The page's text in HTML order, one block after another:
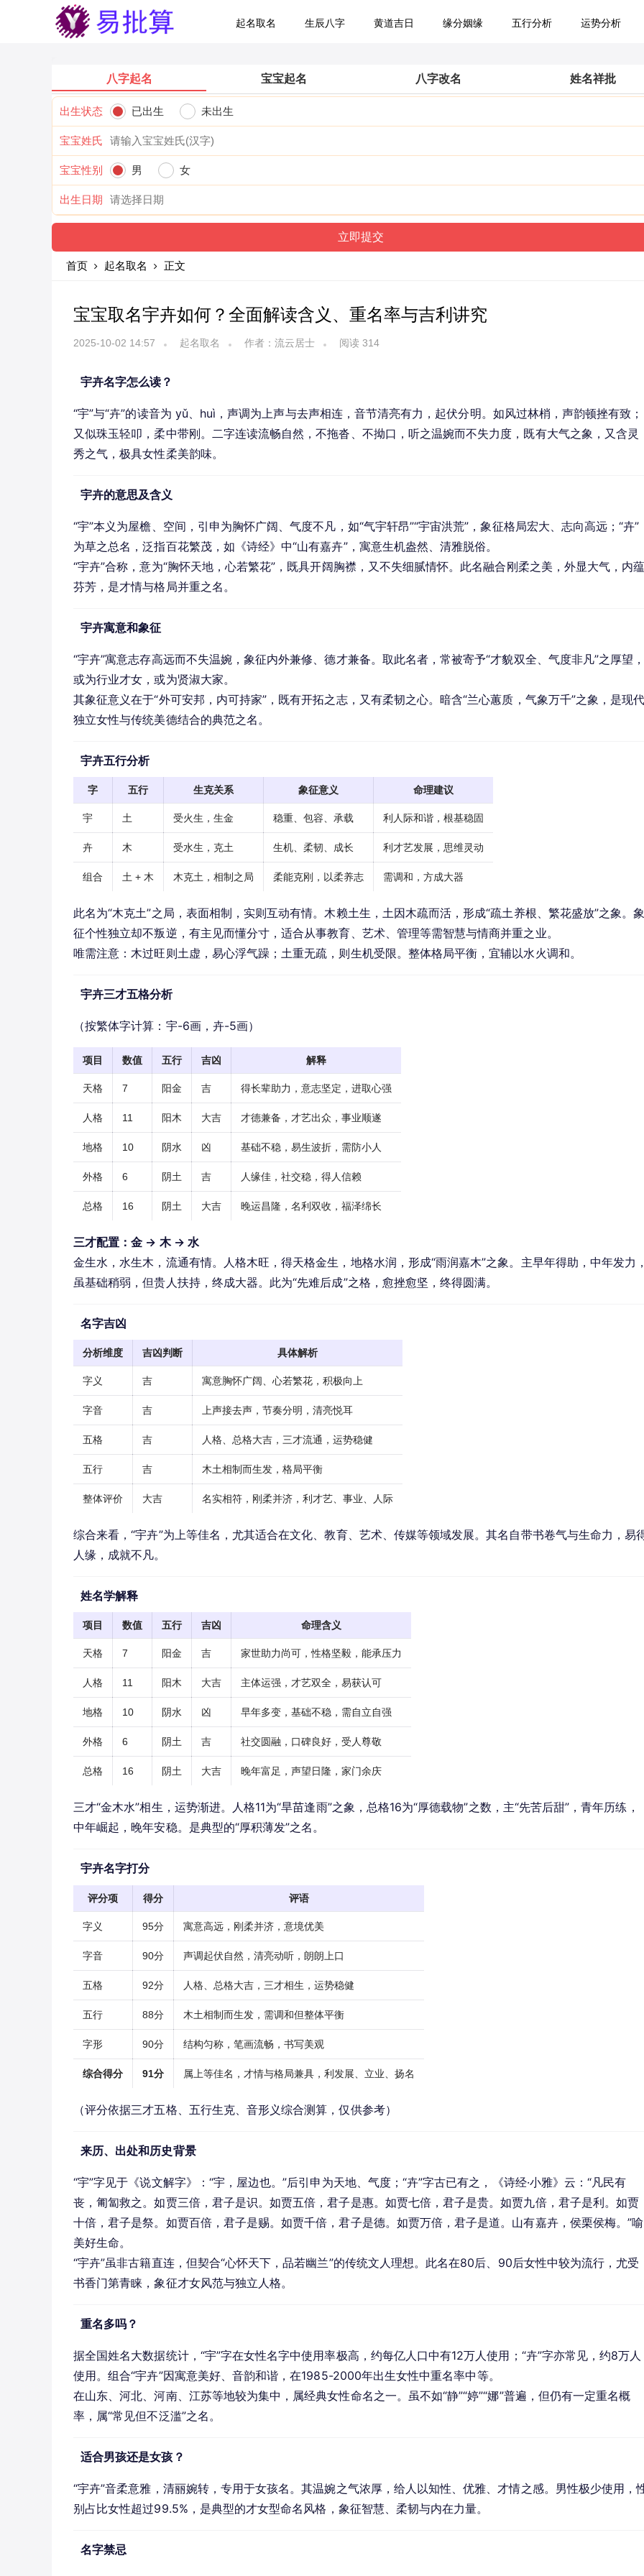
起名取名 生辰八字 黄道吉日 缘分姻缘 五行分析 运势分析
八字起名 宝宝起名 八字改名 姓名祥批
出生状态 已出生 未出生
宝宝姓氏
宝宝性别 男 女
出生日期
首页 起名取名 正文
宝宝取名宇卉如何？全面解读含义、重名率与吉利讲究
2025-10-02 14:57 起名取名 作者：流云居士 阅读 314
宇卉名字怎么读？
“宇”与“卉”的读音为 yǔ、huì，声调为上声与去声相连，音节清亮有力，起伏分明。如风过林梢，声韵顿挫有致；
又似珠玉轻叩，柔中带刚。二字连读流畅自然，不拖沓、不拗口，听之温婉而不失力度，既有大气之象，又含灵
秀之气，极具女性柔美韵味。
宇卉的意思及含义
“宇”本义为屋檐、空间，引申为胸怀广阔、气度不凡，如“气宇轩昂”“宇宙洪荒”，象征格局宏大、志向高远；“卉”
为草之总名，泛指百花繁茂，如《诗经》中“山有嘉卉”，寓意生机盎然、清雅脱俗。
“宇卉”合称，意为“胸怀天地，心若繁花”，既具开阔胸襟，又不失细腻情怀。此名融合刚柔之美，外显大气，内
芬芳，是才情与格局并重之名。
宇卉寓意和象征
“宇卉”寓意志存高远而不失温婉，象征内外兼修、德才兼备。取此名者，常被寄予“才貌双全、气度非凡”之厚望
或为行业才女，或为贤淑大家。
其象征意义在于“外可安邦，内可持家”，既有开拓之志，又有柔韧之心。暗含“兰心蕙质，气象万千”之象，是现
独立女性与传统美德结合的典范之名。
宇卉五行分析
字 五行 生克关系 象征意义 命理建议
宇 土 受火生，生金 稳重、包容、承载 利人际和谐，根基稳固
卉 木 受水生，克土 生机、柔韧、成长 利才艺发展，思维灵动
组合 土 + 木 木克土，相制之局 柔能克刚，以柔养志 需调和，方成大器
此名为“木克土”之局，表面相制，实则互动有情。木赖土生，土因木疏而活，形成“疏土养根、繁花盛放”之象。
征个性独立却不叛逆，有主见而懂分寸，适合从事教育、艺术、管理等需智慧与情商并重之业。
唯需注意：木过旺则土虚，易心浮气躁；土重无疏，则生机受限。整体格局平衡，宜辅以水火调和。
宇卉三才五格分析
（按繁体字计算：宇-6画，卉-5画）
项目 数值 五行 吉凶 解释
天格 7 阳金 吉 得长辈助力，意志坚定，进取心强
人格 11 阳木 大吉 才德兼备，才艺出众，事业顺遂
地格 10 阴水 凶 基础不稳，易生波折，需防小人
外格 6 阴土 吉 人缘佳，社交稳，得人信赖
总格 16 阴土 大吉 晚运昌隆，名利双收，福泽绵长
三才配置：金 → 木 → 水
金生水，水生木，流通有情。人格木旺，得天格金生，地格水润，形成“雨润嘉木”之象。主早年得助，中年发力
虽基础稍弱，但贵人扶持，终成大器。此为“先难后成”之格，愈挫愈坚，终得圆满。
名字吉凶
分析维度 吉凶判断 具体解析
字义 吉 寓意胸怀广阔、心若繁花，积极向上
字音 吉 上声接去声，节奏分明，清亮悦耳
五格 吉 人格、总格大吉，三才流通，运势稳健
五行 吉 木土相制而生发，格局平衡
整体评价 大吉 名实相符，刚柔并济，利才艺、事业、人际
综合来看，“宇卉”为上等佳名，尤其适合在文化、教育、艺术、传媒等领域发展。其名自带书卷气与生命力，易
人缘，成就不凡。
姓名学解释
项目 数值 五行 吉凶 命理含义
天格 7 阳金 吉 家世助力尚可，性格坚毅，能承压力
人格 11 阳木 大吉 主体运强，才艺双全，易获认可
地格 10 阴水 凶 早年多变，基础不稳，需自立自强
外格 6 阴土 吉 社交圆融，口碑良好，受人尊敬
总格 16 阴土 大吉 晚年富足，声望日隆，家门余庆
三才“金木水”相生，运势渐进。人格11为“旱苗逢雨”之象，总格16为“厚德载物”之数，主“先苦后甜”，青年历练，
中年崛起，晚年安稳。是典型的“厚积薄发”之名。
宇卉名字打分
评分项 得分 评语
字义 95分 寓意高远，刚柔并济，意境优美
字音 90分 声调起伏自然，清亮动听，朗朗上口
五格 92分 人格、总格大吉，三才相生，运势稳健
五行 88分 木土相制而生发，需调和但整体平衡
字形 90分 结构匀称，笔画流畅，书写美观
综合得分 91分 属上等佳名，才情与格局兼具，利发展、立业、扬名
（评分依据三才五格、五行生克、音形义综合测算，仅供参考）
来历、出处和历史背景
“宇”字见于《说文解字》：“宇，屋边也。”后引申为天地、气度；“卉”字古已有之，《诗经·小雅》云：“凡民有
丧，匍匐救之。如贾三倍，君子是识。如贾五倍，君子是惠。如贾七倍，君子是贵。如贾九倍，君子是利。如贾
十倍，君子是祭。如贾百倍，君子是赐。如贾千倍，君子是德。如贾万倍，君子是道。山有嘉卉，侯栗侯梅。”喻
美好生命。
“宇卉”虽非古籍直连，但契合“心怀天下，品若幽兰”的传统文人理想。此名在80后、90后女性中较为流行，尤受
书香门第青睐，象征才女风范与独立人格。
重名多吗？
据全国姓名大数据统计，“宇”字在女性名字中使用率极高，约每亿人口中有12万人使用；“卉”字亦常见，约8万人
使用。组合“宇卉”因寓意美好、音韵和谐，在1985-2000年出生女性中重名率中等。
在山东、河北、河南、江苏等地较为集中，属经典女性命名之一。虽不如“静”“婷”“娜”普遍，但仍有一定重名概
率，属“常见但不泛滥”之名。
适合男孩还是女孩？
“宇卉”音柔意雅，清丽婉转，专用于女孩名。其温婉之气浓厚，给人以知性、优雅、才情之感。男性极少使用，
别占比女性超过99.5%，是典型的才女型命名风格，象征智慧、柔韧与内在力量。
名字禁忌